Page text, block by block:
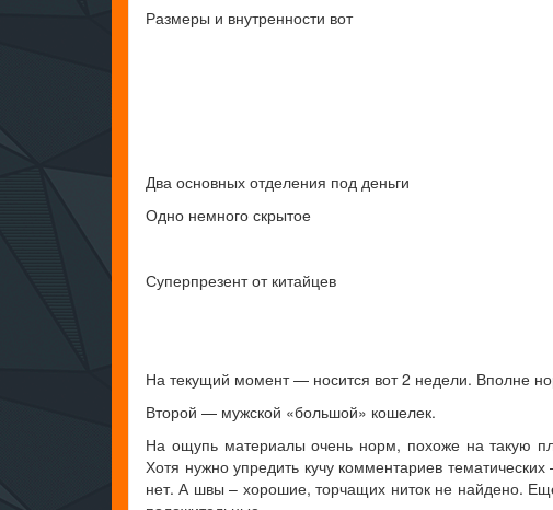
Размеры и внутренности вот
Два основных отделения под деньги
Одно немного скрытое
Суперпрезент от китайцев
На текущий момент — носится вот 2 недели. Вполне
Второй — мужской «большой» кошелек.
На ощупь материалы очень норм, похоже на такую
Хотя нужно упредить кучу комментариев
нет. А швы – хорошие, торчащих ниток не найдено.